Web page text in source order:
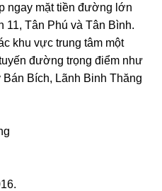
ngay mặt tiền đường lớn
11, Tân Phú và Tân Bình.
khu vực trung tâm một
đường trọng điểm như
Bích, Lãnh Binh Thăng